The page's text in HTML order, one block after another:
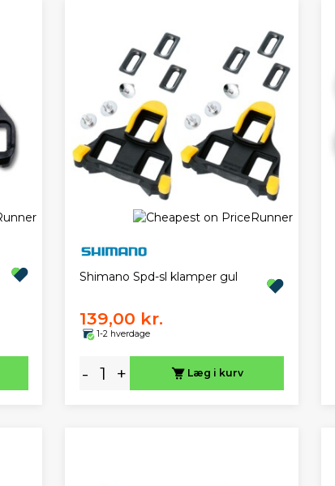
Shimano Spd-sl klamper gul
139,00 kr.
1-2 hverdage
- + Læg i kurv